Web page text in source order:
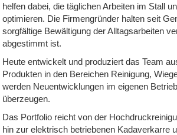
helfen dabei, die täglichen Arbeiten im Stall
optimieren. Die Firmengründer halten seit
sorgfältige Bewältigung der Alltagsarbeiten
abgestimmt ist.
Heute entwickelt und produziert das Team
Produkten in den Bereichen Reinigung,
werden Neuentwicklungen im eigenen
überzeugen.
Das Portfolio reicht von der
hin zur elektrisch betriebenen Kadaverkarre